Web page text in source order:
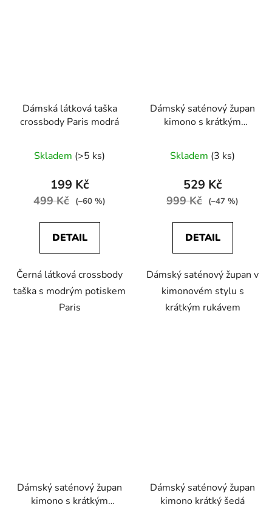
Dámská látková taška
crossbody Paris modrá
Skladem (>5 ks)
199 Kč
499 Kč (–60 %)
DETAIL
Černá látková crossbody
taška s modrým potiskem
Paris
Dámský saténový župan
kimono s krátkým
Skladem (3 ks)
529 Kč
999 Kč (–47 %)
DETAIL
Dámský saténový župan v
kimonovém stylu s
krátkým rukávem
Dámský saténový župan
kimono s krátkým
Dámský saténový župan
kimono krátký šedá